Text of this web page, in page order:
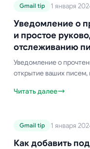
Уведомление
полное и
Руководство по Gmail
Gmail tip 1 января
Уведомление о
и простое
отслеживанию
Уведомление о
открытие ваших писем,
сторонние инструменты.
Читать далее
Как
Руководство по Gmail
Gmail tip 1 января
Как добавить